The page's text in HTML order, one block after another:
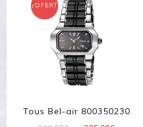
¡OFERTA!
Tous Bel-air 800350230